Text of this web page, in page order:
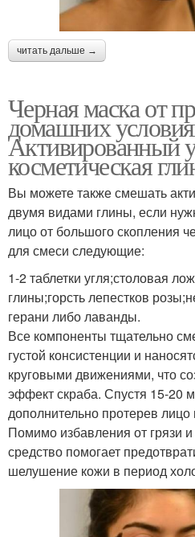
читать дальше →
Черная маска от
домашних
Активированный
косметическая
Вы можете также смешать
двумя видами глины, если
лицо от большого скопления
для смеси следующие:
1-2 таблетки угля;столовая
глины;горсть лепестков
герани либо лаванды.
Все компоненты тщательно
густой консистенции и
круговыми движениями, что
эффект скраба. Спустя 15-20
дополнительно протерев
Помимо избавления от грязи
средство помогает
шелушение кожи в период